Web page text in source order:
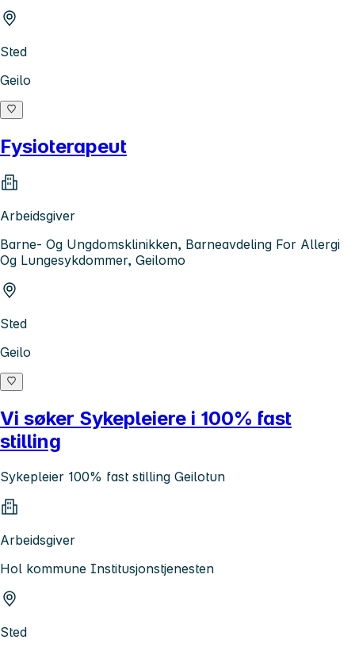
Sted
Geilo
Fysioterapeut
Arbeidsgiver
Barne- Og Ungdomsklinikken, Barneavdeling For Allergi
Og Lungesykdommer, Geilomo
Sted
Geilo
Vi søker Sykepleiere i 100% fast
stilling
Sykepleier 100% fast stilling Geilotun
Arbeidsgiver
Hol kommune Institusjonstjenesten
Sted